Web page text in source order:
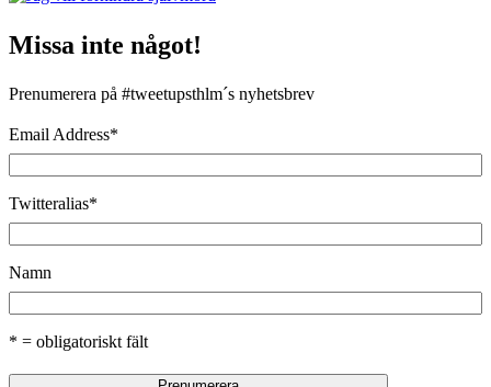
Missa inte något!
Prenumerera på #tweetupsthlm´s nyhetsbrev
Email Address*
Twitteralias*
Namn
* = obligatoriskt fält